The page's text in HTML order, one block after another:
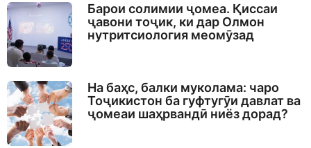
Барои солимии ҷомеа. Қиссаи
ҷавони тоҷик, ки дар Олмон
нутритсиология меомӯзад
На баҳс, балки муколама: чаро
Тоҷикистон ба гуфтугӯи давлат ва
ҷомеаи шаҳрвандӣ ниёз дорад?